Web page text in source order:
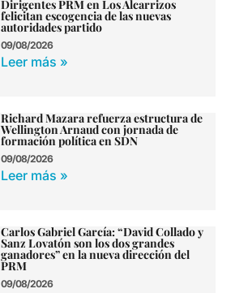
Dirigentes PRM en Los Alcarrizos
felicitan escogencia de las nuevas
autoridades partido
09/08/2026
Leer más »
Richard Mazara refuerza estructura de
Wellington Arnaud con jornada de
formación política en SDN
09/08/2026
Leer más »
Carlos Gabriel García: “David Collado y
Sanz Lovatón son los dos grandes
ganadores” en la nueva dirección del
PRM
09/08/2026